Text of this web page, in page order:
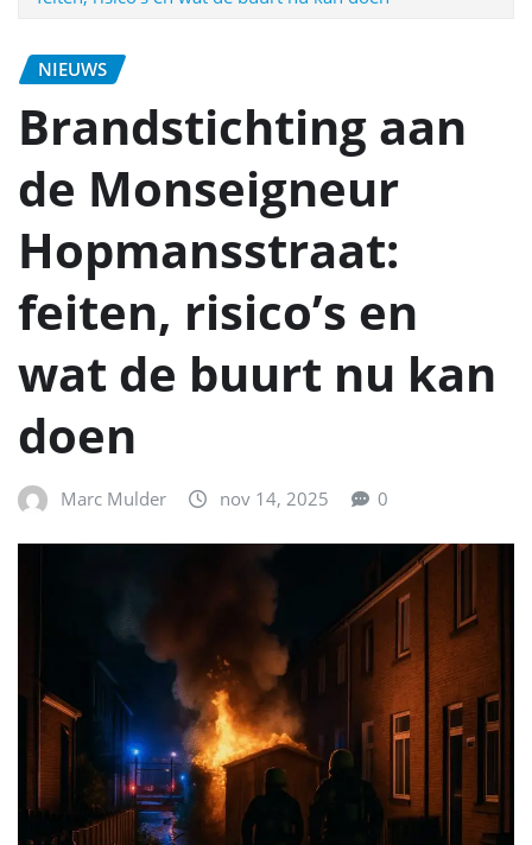
NIEUWS
Brandstichting aan
de Monseigneur
Hopmansstraat:
feiten, risico’s en
wat de buurt nu kan
doen
Marc Mulder nov 14, 2025 0